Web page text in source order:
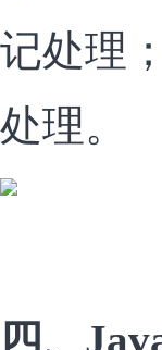
记处理
处理。
四、